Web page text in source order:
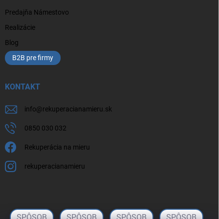
Predajňa Námestovo
Realizácie
Blog
B2B pre firmy
KONTAKT
info@rekuperacianamieru.sk
0850 030 032
Rekuperácia na mieru
rekuperacianamieru